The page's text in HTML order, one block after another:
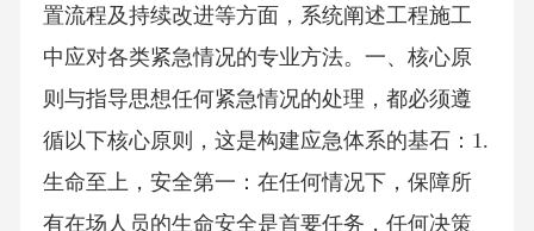
置流程及持续改进等方面，系统阐述工程施工
中应对各类紧急情况的专业方法。一、核心原
则与指导思想任何紧急情况的处理，都必须遵
循以下核心原则，这是构建应急体系的基石：1.
生命至上，安全第一：在任何情况下，保障所
有在场人员的生命安全是首要任务，任何决策